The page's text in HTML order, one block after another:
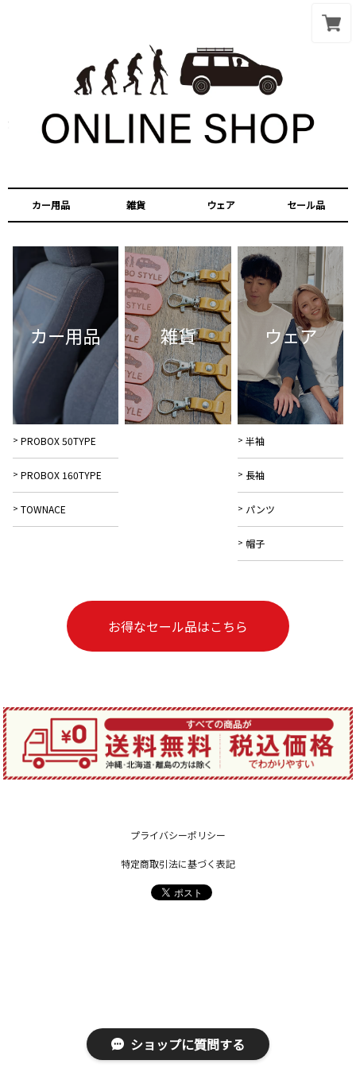
カー用品 雑貨 ウェア セール品
カー用品
PROBOX 50TYPE
PROBOX 160TYPE
TOWNACE
雑貨 ウェア
半袖
長袖
パンツ
帽子
お得なセール品はこちら
プライバシーポリシー
特定商取引法に基づく表記
ショップに質問する